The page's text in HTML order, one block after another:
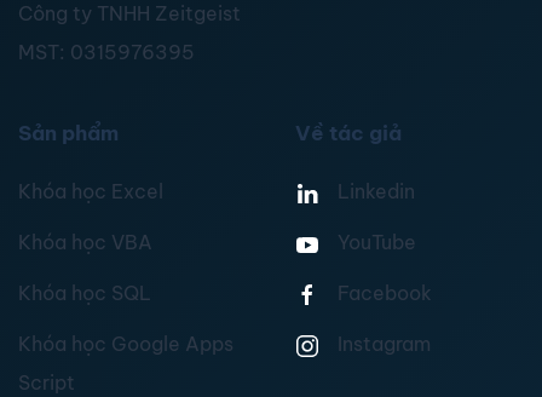
Công ty TNHH Zeitgeist
MST: 0315976395
Sản phẩm
Khóa học Excel
Khóa học VBA
Khóa học SQL
Khóa học Google Apps
Script
Về tác giả
Linkedin
YouTube
Facebook
Instagram